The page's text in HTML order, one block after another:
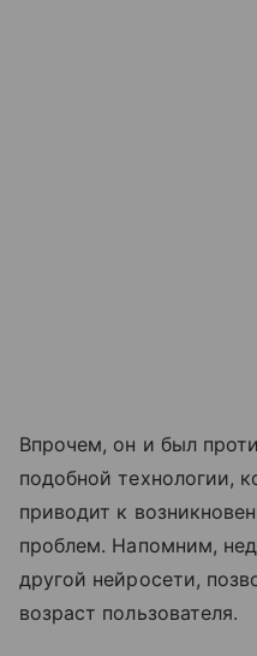
Впрочем, он и был
подобной технологии,
приводит к
проблем. Напомним,
другой нейросети,
возраст пользователя.